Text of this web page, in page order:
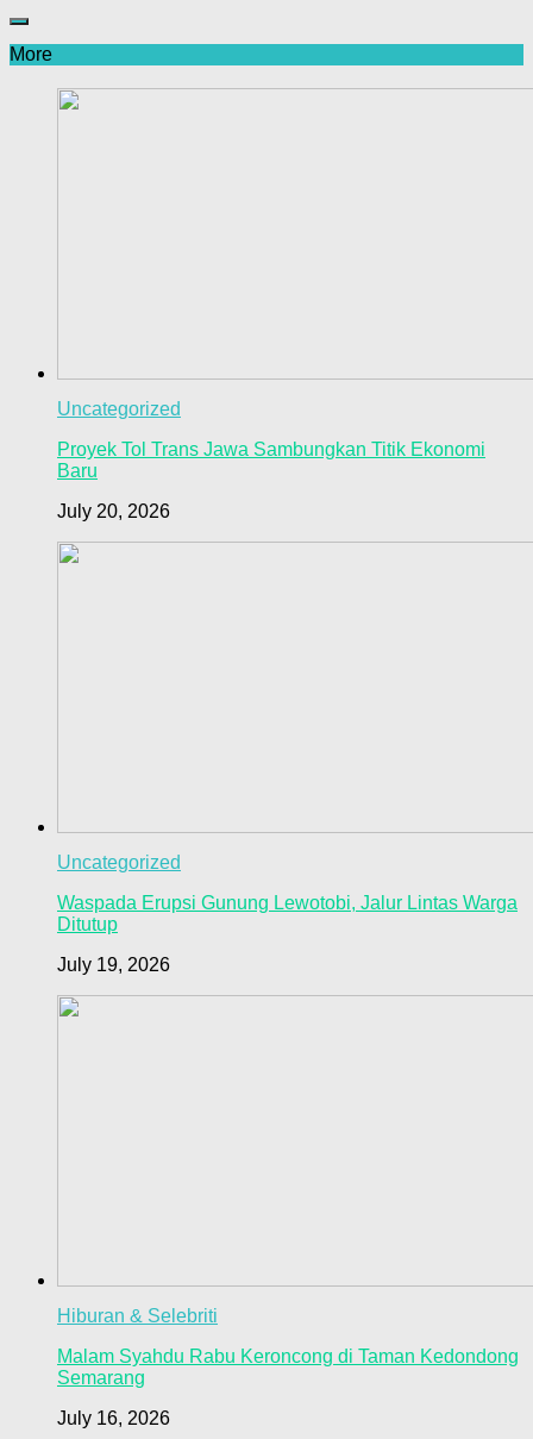
More
Uncategorized
Proyek Tol Trans Jawa Sambungkan Titik Ekonomi
Baru
July 20, 2026
Uncategorized
Waspada Erupsi Gunung Lewotobi, Jalur Lintas Warga
Ditutup
July 19, 2026
Hiburan & Selebriti
Malam Syahdu Rabu Keroncong di Taman Kedondong
Semarang
July 16, 2026